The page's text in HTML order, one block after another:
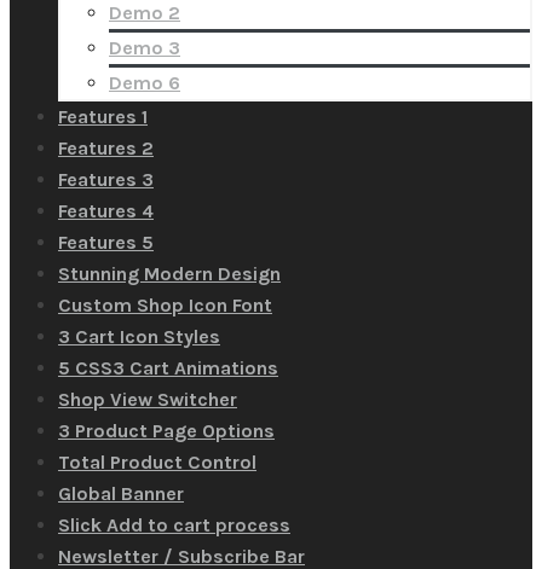
Demo 2
Demo 3
Demo 6
Features 1
Features 2
Features 3
Features 4
Features 5
Stunning Modern Design
Custom Shop Icon Font
3 Cart Icon Styles
5 CSS3 Cart Animations
Shop View Switcher
3 Product Page Options
Total Product Control
Global Banner
Slick Add to cart process
Newsletter / Subscribe Bar